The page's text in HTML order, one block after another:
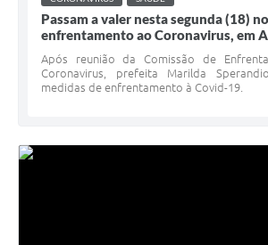
Passam a valer nesta segunda (18)
enfrentamento ao Coronavirus, em
Após reunião da Comissão de
Coronavirus, prefeita Marilda
medidas de enfrentamento à Covid-19.